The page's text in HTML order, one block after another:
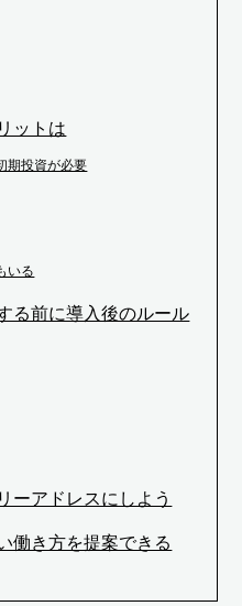
ットは
期投資が必要
いる
る前に導入後のルール
ーアドレスにしよう
働き方を提案できる